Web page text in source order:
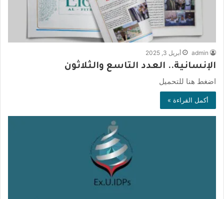
admin أبريل 3, 2025
الإنسانية.. العدد التاسع والثلاثون
اضغط هنا للتحميل
أكمل القراءة »